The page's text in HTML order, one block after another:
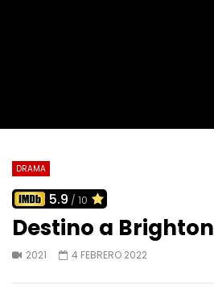
DRAMA
5.9 / 10
Destino a Brighton
2021 4 FEBRERO 2022